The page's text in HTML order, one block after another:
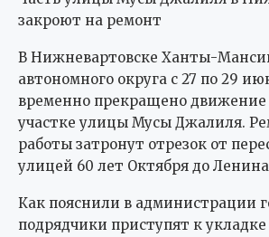
закроют на ремонт
В Нижневартовске Ханты-
автономного округа с 27 по 29
временно прекращено движение
участке улицы Мусы Джалиля.
работы затронут отрезок от
улицей 60 лет Октября до
Как пояснили в администрации
подрядчики приступят к укладке